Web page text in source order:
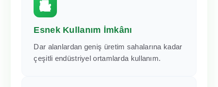
Esnek Kullanım İmkânı
Dar alanlardan geniş üretim sahalarına kadar
çeşitli endüstriyel ortamlarda kullanım.